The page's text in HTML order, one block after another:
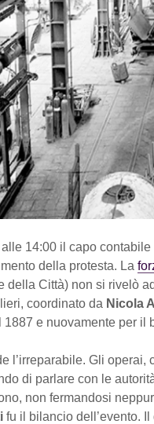
alle 14:00 il capo
della protesta. La
della Città) non si rivelò
coordinato da Nicola
1887 e nuovamente per il
l’irreparabile. Gli
di parlare con le
non fermandosi
fu il bilancio dell’evento.